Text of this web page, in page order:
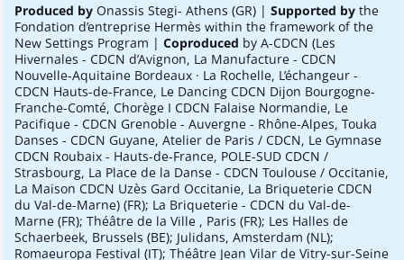
Produced by Onassis Stegi- Athens (GR) | Supported by the
Fondation d’entreprise Hermès within the framework of the
New Settings Program | Coproduced by A-CDCN (Les
Hivernales - CDCN d’Avignon, La Manufacture - CDCN
Nouvelle-Aquitaine Bordeaux · La Rochelle, L’échangeur -
CDCN Hauts-de-France, Le Dancing CDCN Dijon Bourgogne-
Franche-Comté, Chorège I CDCN Falaise Normandie, Le
Pacifique - CDCN Grenoble - Auvergne - Rhône-Alpes, Touka
Danses - CDCN Guyane, Atelier de Paris / CDCN, Le Gymnase
CDCN Roubaix - Hauts-de-France, POLE-SUD CDCN /
Strasbourg, La Place de la Danse - CDCN Toulouse / Occitanie,
La Maison CDCN Uzès Gard Occitanie, La Briqueterie CDCN
du Val-de-Marne) (FR); La Briqueterie - CDCN du Val-de-
Marne (FR); Théâtre de la Ville , Paris (FR); Les Halles de
Schaerbeek, Brussels (BE); Julidans, Amsterdam (NL);
Romaeuropa Festival (IT); Théâtre Jean Vilar de Vitry-sur-Seine